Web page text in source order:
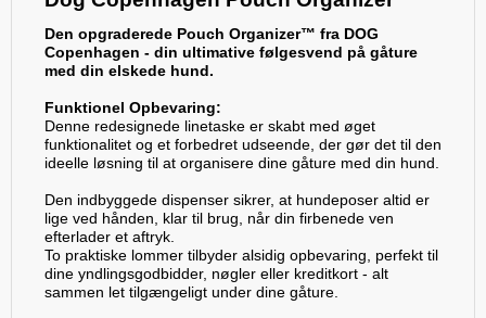
Den opgraderede Pouch Organizer™ fra DOG
Copenhagen - din ultimative følgesvend på gåture
med din elskede hund.
Funktionel Opbevaring:
Denne redesignede linetaske er skabt med øget
funktionalitet og et forbedret udseende, der gør det til den
ideelle løsning til at organisere dine gåture med din hund.
Den indbyggede dispenser sikrer, at hundeposer altid er
lige ved hånden, klar til brug, når din firbenede ven
efterlader et aftryk.
To praktiske lommer tilbyder alsidig opbevaring, perfekt til
dine yndlingsgodbidder, nøgler eller kreditkort - alt
sammen let tilgængeligt under dine gåture.